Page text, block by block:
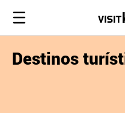
Destinos